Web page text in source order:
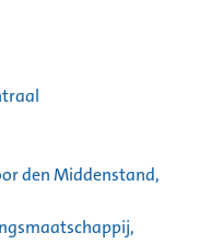
den Middenstand,